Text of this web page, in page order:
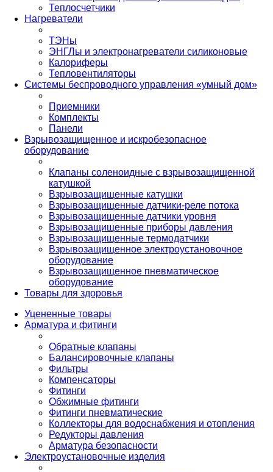
Теплосчетчики
Нагреватели
ТЭНы
ЭНГЛы и электронагреватели силиконовые
Калориферы
Тепловентиляторы
Системы беспроводного управления «умный дом»
Приемники
Комплекты
Панели
Взрывозащищенное и искробезопасное
оборудование
Клапаны соленоидные с взрывозащищенной
катушкой
Взрывозащищенные катушки
Взрывозащищенные датчики-реле потока
Взрывозащищенные датчики уровня
Взрывозащищенные приборы давления
Взрывозащищенные термодатчики
Взрывозащищенное электроустановочное
оборудование
Взрывозащищенное пневматическое
оборудование
Товары для здоровья
Уцененные товары
Арматура и фитинги
Обратные клапаны
Балансировочные клапаны
Фильтры
Компенсаторы
Фитинги
Обжимные фитинги
Фитинги пневматические
Коллекторы для водоснабжения и отопления
Редукторы давления
Арматура безопасности
Электроустановочные изделия